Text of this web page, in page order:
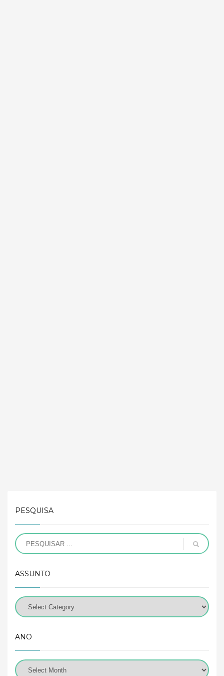
PESQUISA
ASSUNTO
ANO